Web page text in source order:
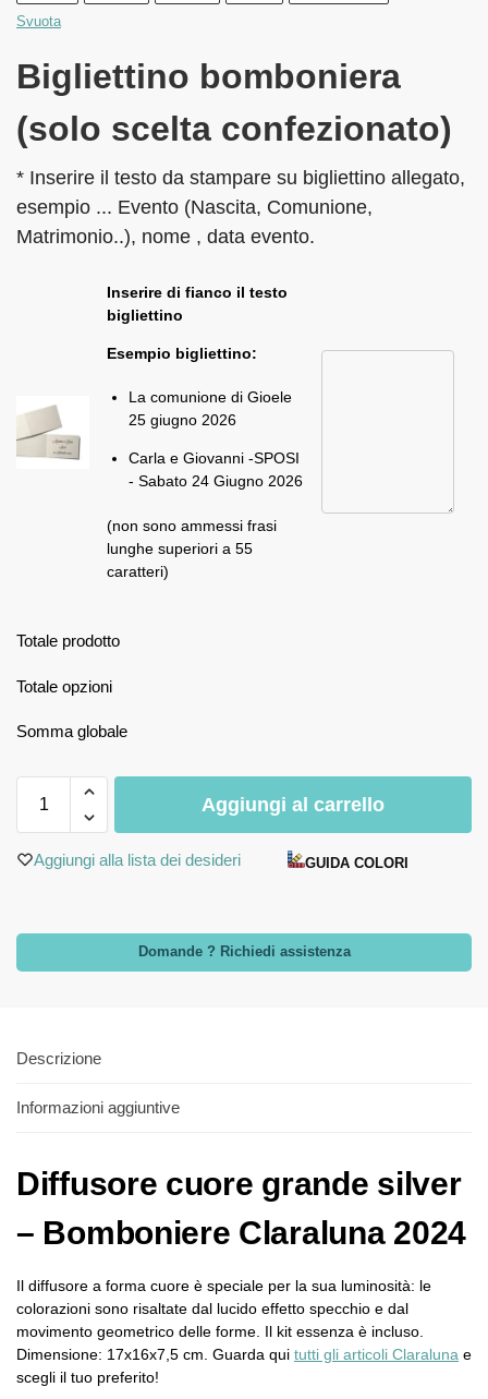
Svuota
Bigliettino bomboniera
(solo scelta confezionato)
* Inserire il testo da stampare su bigliettino allegato,
esempio ... Evento (Nascita, Comunione,
Matrimonio..), nome , data evento.
Inserire di fianco il testo
bigliettino
Esempio bigliettino:
La comunione di Gioele
25 giugno 2026
Carla e Giovanni -SPOSI
- Sabato 24 Giugno 2026
(non sono ammessi frasi
lunghe superiori a 55
caratteri)
Totale prodotto
Totale opzioni
Somma globale
Aggiungi al carrello
Aggiungi alla lista dei desideri GUIDA COLORI
Domande ? Richiedi assistenza
Descrizione
Informazioni aggiuntive
Diffusore cuore grande silver
– Bomboniere Claraluna 2024
Il diffusore a forma cuore è speciale per la sua luminosità: le
colorazioni sono risaltate dal lucido effetto specchio e dal
movimento geometrico delle forme. Il kit essenza è incluso.
Dimensione: 17x16x7,5 cm. Guarda qui tutti gli articoli Claraluna e
scegli il tuo preferito!